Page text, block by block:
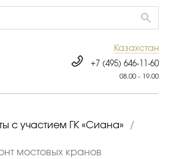
Казахстан
+7 (495) 646-11-60
08.00 - 19.00
с участием ГК «Сиана»
/
мостовых кранов